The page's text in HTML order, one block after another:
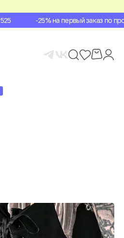
-25% на первый заказ по